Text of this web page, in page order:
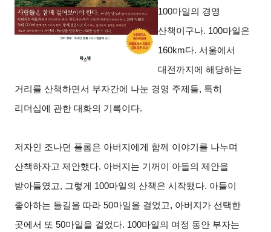
100마일의 경영
산책이구나. 100마일은
160km다. 서울에서
대전까지에 해당하는
거리를 산책하면서 부자간에 나눈 경영 주제들, 특히
리더십에 관한 대화의 기록이다.
저자인 조나던 플롬은 아버지에게 함께 이야기를 나누며
산책하자고 제안했다. 아버지는 기꺼이 아들의 제안을
받아들였고, 그렇게 100마일의 산책은 시작됐다. 아들이
좋아하는 들길을 따라 50마일을 걸었고, 아버지가 선택한
곳에서 또 50마일을 걸었다. 100마일의 여정 동안 부자는